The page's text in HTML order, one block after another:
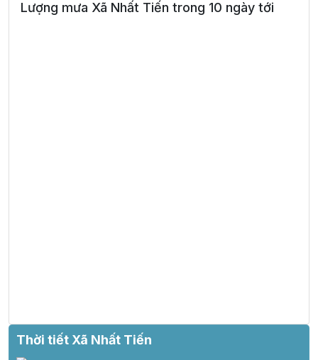
Lượng mưa Xã Nhất Tiến trong 10 ngày tới
Thời tiết Xã Nhất Tiến